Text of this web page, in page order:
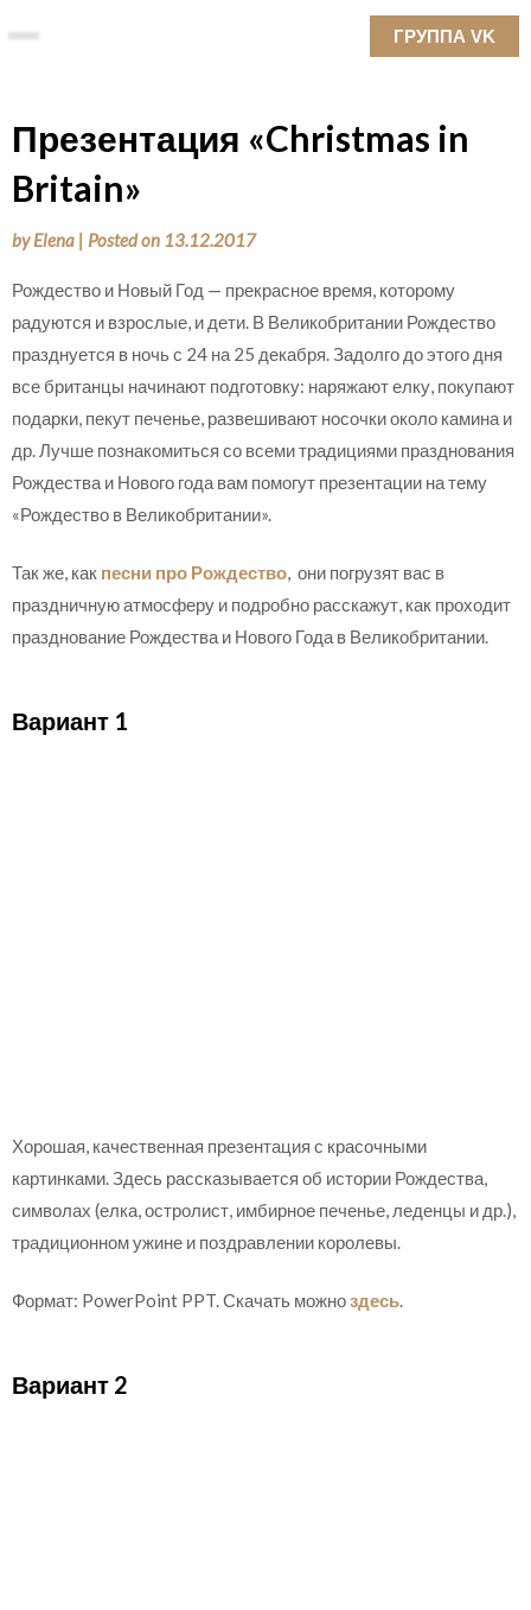
to
ГРУППА VK
Презентация «Christmas in
Britain»
byElena | Posted on 13.12.2017
Рождество и Новый Год — прекрасное время, которому
радуются и взрослые, и дети. В Великобритании Рождество
празднуется в ночь с 24 на 25 декабря. Задолго до этого дня
все британцы начинают подготовку: наряжают елку, покупают
подарки, пекут печенье, развешивают носочки около камина и
др. Лучше познакомиться со всеми традициями празднования
Рождества и Нового года вам помогут презентации на тему
«Рождество в Великобритании».
Так же, как песни про Рождество, они погрузят вас в
праздничную атмосферу и подробно расскажут, как проходит
празднование Рождества и Нового Года в Великобритании.
Вариант 1
Хорошая, качественная презентация с красочными
картинками. Здесь рассказывается об истории Рождества,
символах (елка, остролист, имбирное печенье, леденцы и др.),
традиционном ужине и поздравлении королевы.
Формат: PowerPoint PPT. Скачать можноздесь.
Вариант 2